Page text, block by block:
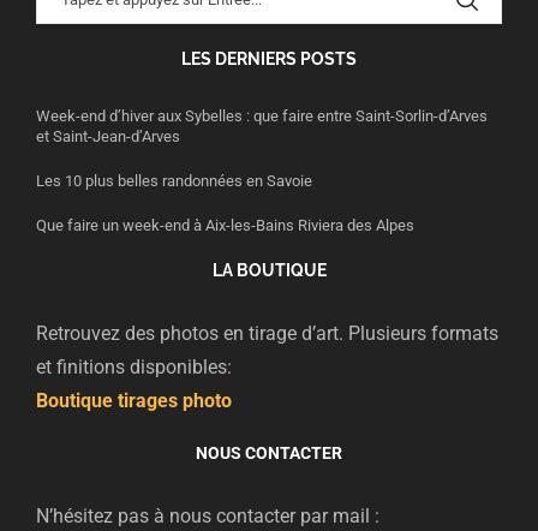
LES DERNIERS POSTS
Week-end d’hiver aux Sybelles : que faire entre Saint-Sorlin-d’Arves
et Saint-Jean-d’Arves
Les 10 plus belles randonnées en Savoie
Que faire un week-end à Aix-les-Bains Riviera des Alpes
LA BOUTIQUE
Retrouvez des photos en tirage d’art. Plusieurs formats
et finitions disponibles:
Boutique tirages photo
NOUS CONTACTER
N’hésitez pas à nous contacter par mail :